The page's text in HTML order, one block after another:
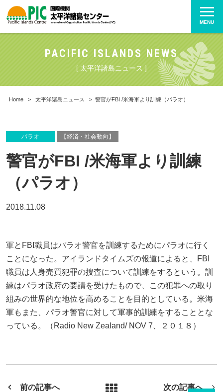
MENU
PACIFIC ISLANDS NEWS
[ 太平洋諸島ニュース ]
Home > 太平洋諸島ニュース > 警官がFBI /米海軍より訓練（パラオ）
パラオ 【経済・社会動向】
警官がFBI /米海軍より訓練
（パラオ）
2018.11.08
軍とFBI職員はパラオ警官を訓練するためにパラオに行く
ことになった。アイランドタイムズの報道によると、FBI
職員は人身売買犯罪の捜査について訓練をするという。訓
練はパラオ政府の要請を受けたもので、この犯罪への取り
組みの世界的な地位を高めることを目的としている。米海
軍もまた、パラオ警官に対して軍事的訓練をすることとな
っている。（Radio New Zealand/ NOV 7、２０１８）
前の記事へ 次の記事へ